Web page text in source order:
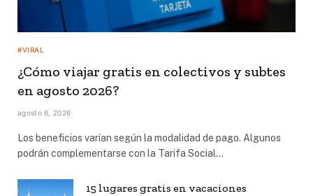
#VIRAL
¿Cómo viajar gratis en colectivos y subtes
en agosto 2026?
agosto 6, 2026
Los beneficios varían según la modalidad de pago. Algunos
podrán complementarse con la Tarifa Social…
15 lugares gratis en vacaciones